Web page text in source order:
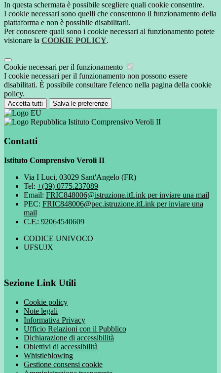
In questa schermata è possibile scegliere quali cookie consentire.
I cookie necessari sono quelli che consentono il funzionamento della
piattaforma e non è possibile disabilitarli.
Per conoscere quali sono i cookie necessari al funzionamento potete
visionare la COOKIE POLICY.
Cookie necessari per il funzionamento
I cookie necessari per il funzionamento non possono essere
disabilitati. È possibile consultare l'elenco nella pagina della cookie
policy.
Accetta tutti Salva le preferenze
Istituto Comprensivo Veroli II
Contatti
Istituto Comprensivo Veroli II
Via I Luci, 03029 Sant'Angelo (FR)
Tel: +(39) 0775.237089
Email: FRIC848006@istruzione.itLink per inviare una mail
PEC: FRIC848006@pec.istruzione.itLink per inviare una
mail
C.F.: 92064540609
CODICE UNIVOCO
UFSUJX
Sezione Link Utili
Cookie policy
Note legali
Informativa Privacy
Ufficio Relazioni con il Pubblico
Dichiarazione di accessibilità
Obiettivi di accessibilità
Whistleblowing
Gestione consensi cookie